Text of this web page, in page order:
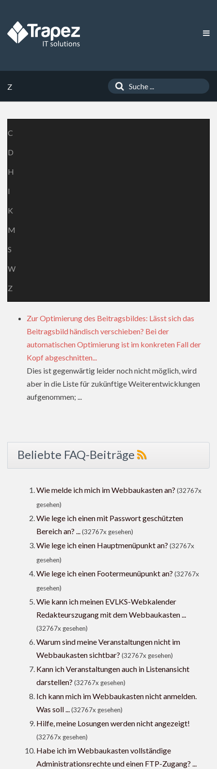
Z
C
D
H
I
K
M
S
W
Z
Zur Optimierung des Beitragsbildes: Lässt sich das
Beitragsbild händisch verschieben? Bei der
automatischen Optimierung ist im konkreten Fall der
Kopf abgeschnitten...
Dies ist gegenwärtig leider noch nicht möglich, wird
aber in die Liste für zukünftige Weiterentwicklungen
aufgenommen; ...
Beliebte FAQ-Beiträge
Wie melde ich mich im Webbaukasten an? (32767x
gesehen)
Wie lege ich einen mit Passwort geschützten
Bereich an? ...(32767x gesehen)
Wie lege ich einen Hauptmenüpunkt an? (32767x
gesehen)
Wie lege ich einen Footermeunüpunkt an? (32767x
gesehen)
Wie kann ich meinen EVLKS-Webkalender
Redakteurszugang mit dem Webbaukasten ...
(32767x gesehen)
Warum sind meine Veranstaltungen nicht im
Webbaukasten sichtbar? (32767x gesehen)
Kann ich Veranstaltungen auch in Listenansicht
darstellen? (32767x gesehen)
Ich kann mich im Webbaukasten nicht anmelden.
Was soll ...(32767x gesehen)
Hilfe, meine Losungen werden nicht angezeigt!
(32767x gesehen)
Habe ich im Webbaukasten vollständige
Administrationsrechte und einen FTP-Zugang? ...